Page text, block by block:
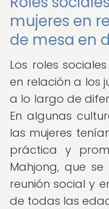
mujeres en
de mesa en
Los roles
en relación a los
a lo largo de
En algunas
las mujeres
práctica y
Mahjong, que
reunión social y
de todas las